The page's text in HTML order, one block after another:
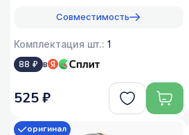
Совместимость
Комплектация шт.: 1
88 ₽ в
525 ₽
оригинал